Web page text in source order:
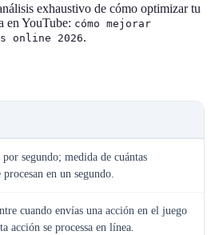
exhaustivo de cómo optimizar tu
en YouTube: cómo mejorar
online 2026.
segundo; medida de cuántas
procesan en un segundo.
cuando envías una acción en el juego
acción se processa en línea.